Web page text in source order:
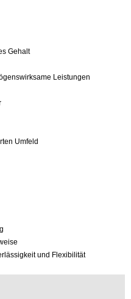
Gehalt
Leistungen
Umfeld
und Flexibilität